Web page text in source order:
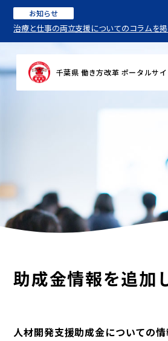
お知らせ
治療と仕事の両立支援についてのコラムを
千葉県 働き方改革 ポータルサイ
助成金情報を追加
人材開発支援助成金についての